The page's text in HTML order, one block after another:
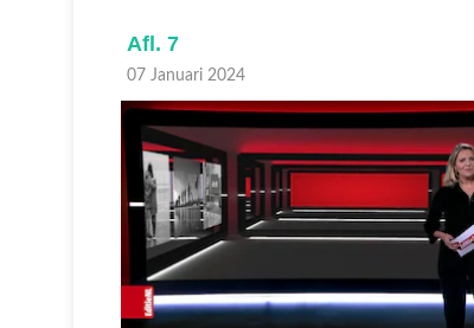
Afl. 6
06 Januari 2024